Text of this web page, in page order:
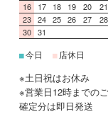
16
17 18 19 20 21
23 24 25 26 27 28
30 31
■今日 ■ 店休日
※土日祝はお休み
※営業日12時までの
確定分は即日発送